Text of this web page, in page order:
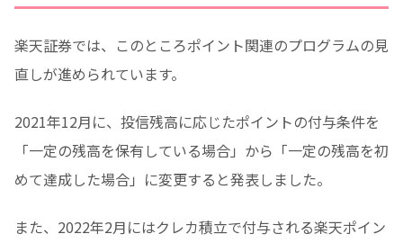
楽天証券では、このところポイント関連のプログラムの見
直しが進められています。
2021年12月に、投信残高に応じたポイントの付与条件を
「一定の残高を保有している場合」から「一定の残高を初
めて達成した場合」に変更すると発表しました。
また、2022年2月にはクレカ積立で付与される楽天ポイン